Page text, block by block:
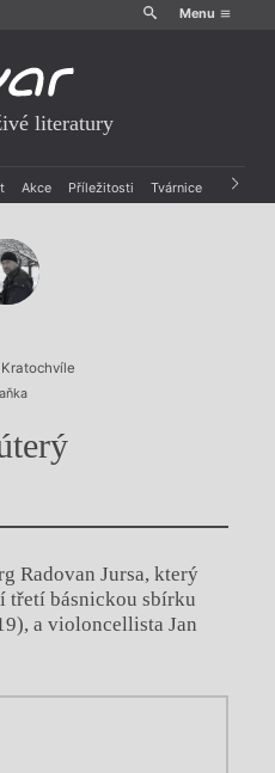
Menu
literatury
Akce Příležitosti Tvárnice Archiv
Radovan Jursa, který
třetí básnickou sbírku
a violoncellista Jan